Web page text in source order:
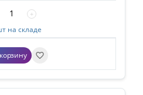
+
на складе